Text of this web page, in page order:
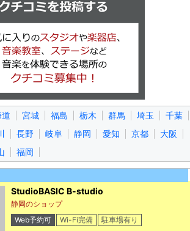
宮城 福島 栃木 群馬 埼玉
千葉
長野 岐阜 静岡 愛知 京都
大阪
福岡
StudioBASIC B-studio
静岡のショップ
Web予約可
Wi-Fi完備
駐車場有り